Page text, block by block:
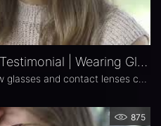
EYECRYL Phakic Patient Testimonial | Wearing Glasses & Contact Lenses
875